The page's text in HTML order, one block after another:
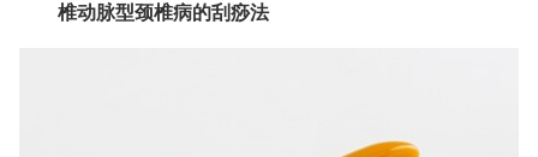
椎动脉型颈椎病的刮痧法